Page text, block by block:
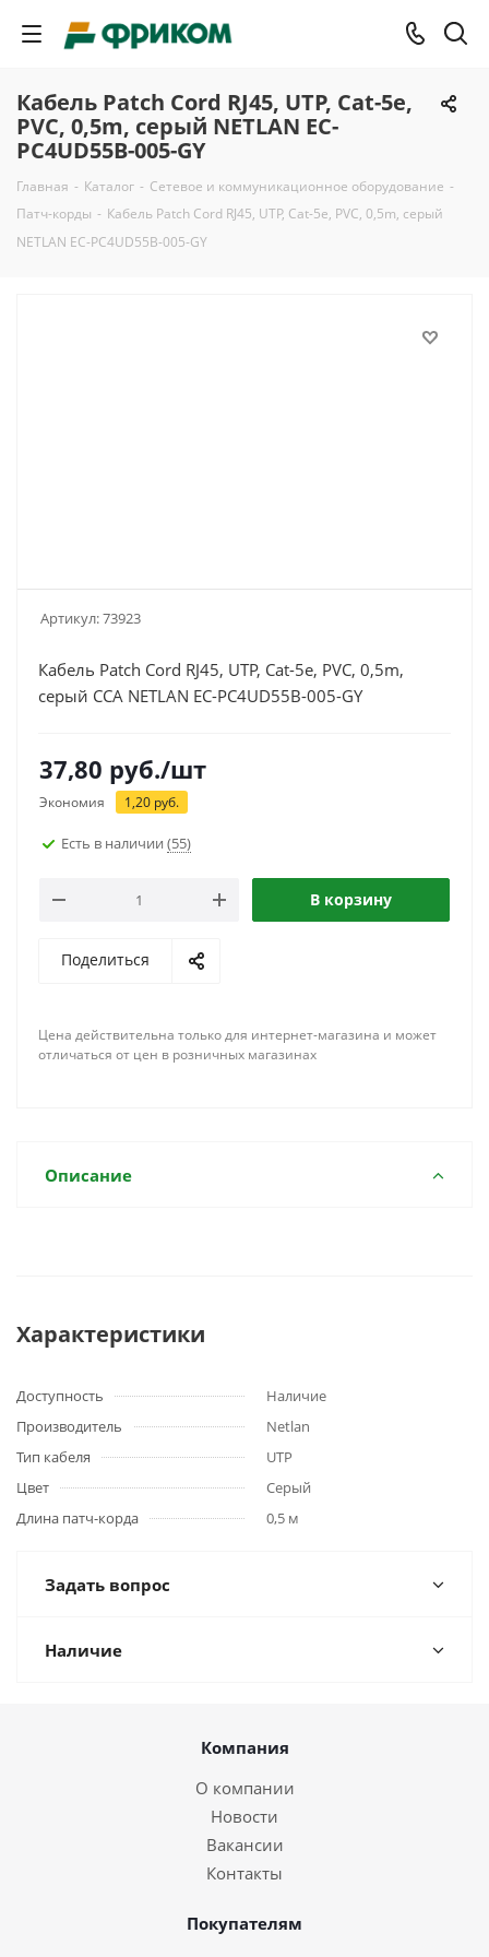
Кабель Patch Cord RJ45, UTP, Cat-5e,
PVC, 0,5m, серый NETLAN EC-
PC4UD55B-005-GY
Главная - Каталог - Сетевое и коммуникационное оборудование -
Патч-корды - Кабель Patch Cord RJ45, UTP, Cat-5e, PVC, 0,5m, серый
NETLAN EC-PC4UD55B-005-GY
Артикул:73923
Кабель Patch Cord RJ45, UTP, Cat-5e, PVC, 0,5m,
серый CCA NETLAN EC-PC4UD55B-005-GY
37,80 руб./шт
Экономия 1,20 руб.
Есть в наличии (55)
В корзину
Поделиться
Цена действительна только для интернет-магазина и может
отличаться от цен в розничных магазинах
Описание
Характеристики
Доступность
Наличие
Производитель
Netlan
Тип кабеля
UTP
Цвет
Серый
Длина патч-корда
0,5 м
Задать вопрос
Наличие
Компания
О компании
Новости
Вакансии
Контакты
Покупателям